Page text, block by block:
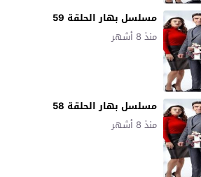
مسلسل بهار الحلقة 59
منذ 8 أشهر
مسلسل بهار الحلقة 58
منذ 8 أشهر